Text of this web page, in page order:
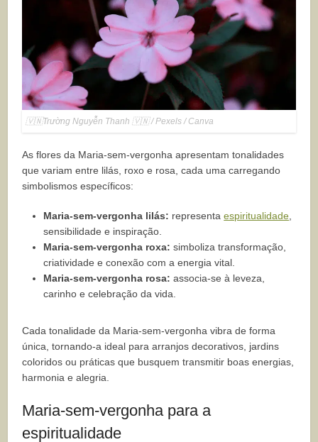
🇻🇳Trường Nguyễn Thanh 🇻🇳 / Pexels / Canva
As flores da Maria-sem-vergonha apresentam tonalidades
que variam entre lilás, roxo e rosa, cada uma carregando
simbolismos específicos:
Maria-sem-vergonha lilás: representaespiritualidade,
sensibilidade e inspiração.
Maria-sem-vergonha roxa: simboliza transformação,
criatividade e conexão com a energia vital.
Maria-sem-vergonha rosa: associa-se à leveza,
carinho e celebração da vida.
Cada tonalidade da Maria-sem-vergonha vibra de forma
única, tornando-a ideal para arranjos decorativos, jardins
coloridos ou práticas que busquem transmitir boas energias,
harmonia e alegria.
Maria-sem-vergonha para a
espiritualidade